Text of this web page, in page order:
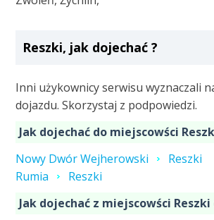
Reszki, jak dojechać ?
Inni użykownicy serwisu wyznaczali
dojazdu. Skorzystaj z podpowiedzi.
Jak dojechać do miejscowści
Nowy Dwór Wejherowski
Reszki
Rumia
Reszki
Jak dojechać z miejscowści Reszki